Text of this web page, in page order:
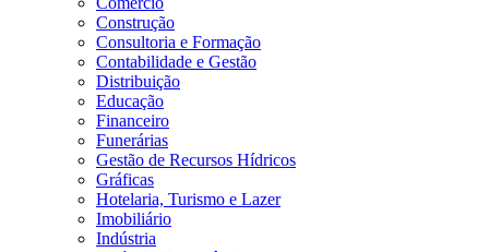
Construção
Consultoria e Formação
Contabilidade e Gestão
Distribuição
Educação
Financeiro
Funerárias
Gestão de Recursos Hídricos
Gráficas
Hotelaria, Turismo e Lazer
Imobiliário
Indústria